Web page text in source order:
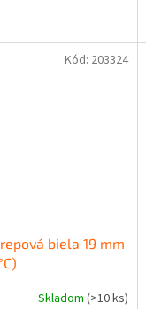
biela 19 mm
Skladom (>10 ks)
Kód: 203324